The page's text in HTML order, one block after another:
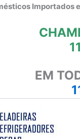
Importados
EM